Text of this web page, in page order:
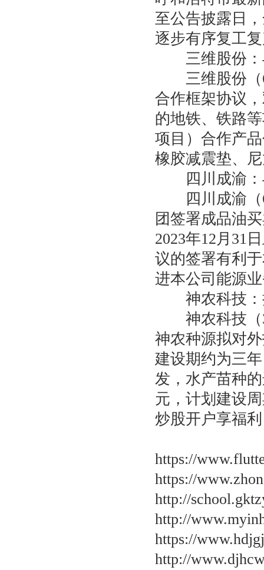
至公告披露日
逐步有序复工
三维股份：
三维股份（
合作框架协议
的地铁、铁路
项目）合作产
橡胶减震垫、
四川成渝：
四川成渝（
团签署成品油
2023年12月31
议的签署有利
进本公司能源
神农科技：
神农科技（
神农种源拟对
建设期约为三
发，水产苗种
元，计划建设
炒股开户享福
https://
https://
http://
http://
https://
http://